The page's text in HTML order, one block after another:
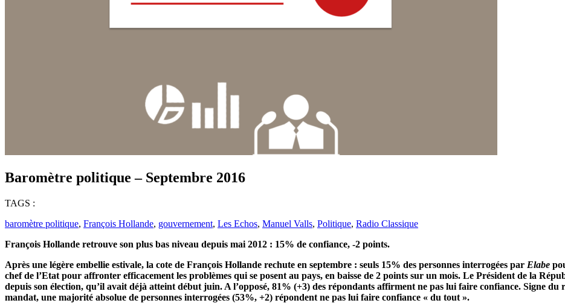
Baromètre politique – Septembre 2016
TAGS :
baromètre politique, François Hollande, gouvernement, Les Echos, Manuel Valls, Politique, Radio Classique
François Hollande retrouve son plus bas niveau depuis mai 2012 : 15% de confiance, -2 points.
Après une légère embellie estivale, la cote de François Hollande rechute en septembre : seuls 15% des personnes interrogées par Elabe
chef de l’Etat pour affronter efficacement les problèmes qui se posent au pays, en baisse de 2 points sur un mois. Le Président de la
depuis son élection, qu’il avait déjà atteint début juin. A l’opposé, 81% (+3) des répondants affirment ne pas lui faire confiance. Signe
mandat, une majorité absolue de personnes interrogées (53%, +2) répondent ne pas lui faire confiance « du tout ».